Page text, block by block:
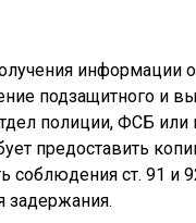
информации
подзащитного и
полиции, ФСБ или
предоставить
соблюдения ст. 91 и
задержания.